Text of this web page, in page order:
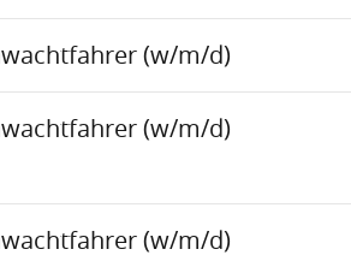
(w/m/d)
(w/m/d)
(w/m/d)